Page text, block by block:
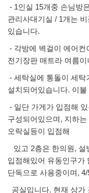
- 1인실 15개중 손님방
관리사대기실 / 1개는
있습니다.
- 각방에 벽걸이 에어컨
전기장판 매트라 여름
- 세탁실에 통돌이 세탁
설치되어있습니다. 이
- 일단 가게가 입점해
구성되어있으며, 지하
오락실등이 입점해
있고 2층은 한의원, 설
입점해있어 유동인구가
단독으로 사용중이며, 4/
공실입니다. 현재 상가